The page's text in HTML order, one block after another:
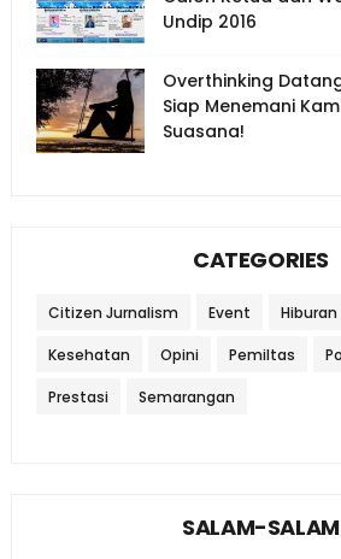
Undip 2016
Overthinking
Siap Menemani
Suasana!
CATEGORIES
Citizen Jurnalism Event Hiburan
Kesehatan Opini Pemiltas
Prestasi Semarangan
SALAM-SALAM